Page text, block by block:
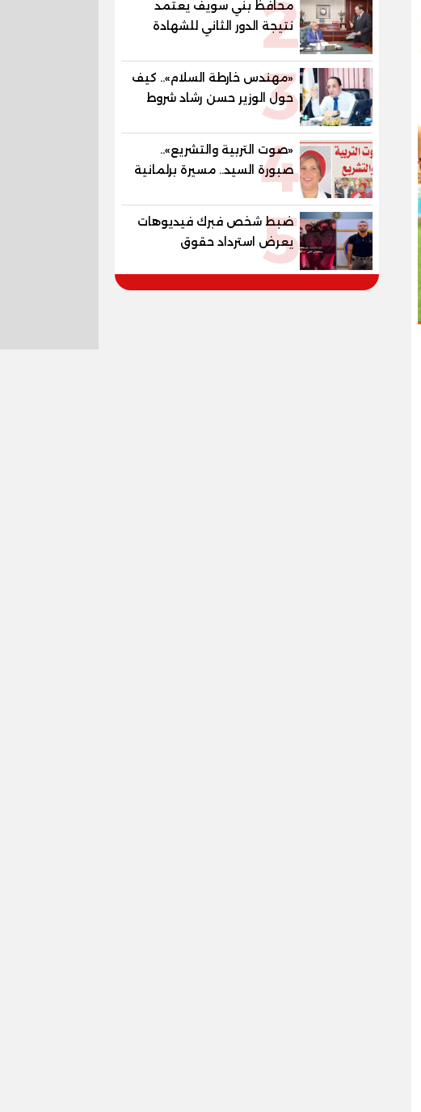
المستقبل
2
محافظ بني سويف يعتمد
نتيجة الدور الثاني للشهادة
الإعدادية العامة بنسبة
79.9% نظامي ...و69.55%
منازل.. و70.56% للمهنية ..
و100% للصُم وضعاف السمع3
«مهندس خارطة السلام».. كيف
حول الوزير حسن رشاد شروط
الحرب المعقدة إلى "خارطة
طريق" للانسحاب والإعمار؟
4
«صوت التربية والتشريع»..
صبورة السيد.. مسيرة برلمانية
وتربوية تجمع بين تشريع
القوانين وصناعة الأجيال لبناء
الإنسان المصري
5
ضبط شخص فبرك فيديوهات
يعرض استرداد حقوق
المواطنين بالقوة